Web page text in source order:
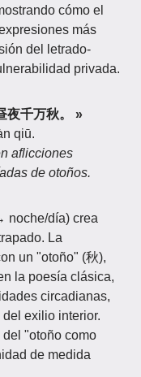
cómo el
más
del letrado-
privada.
夜千万秋。 »
qiū.
aflicciones
de otoños.
noche/día) crea
La
un "otoño" (秋),
la poesía clásica,
circadianas,
exilio interior.
"otoño como
de medida